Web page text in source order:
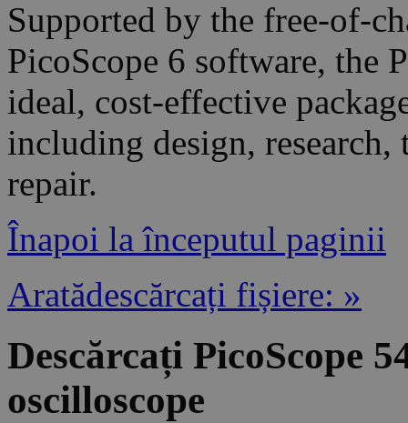
Supported by the free-of-
PicoScope 6 software, the
ideal, cost-effective
including design, research,
repair.
Înapoi la începutul paginii
Aratădescărcați fișiere: »
Descărcați PicoScope
oscilloscope